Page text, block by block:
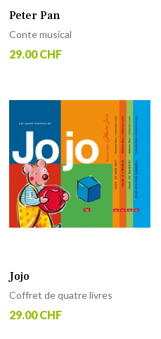
Peter Pan
Conte musical
29.00 CHF
Jojo
Coffret de quatre livres
29.00 CHF